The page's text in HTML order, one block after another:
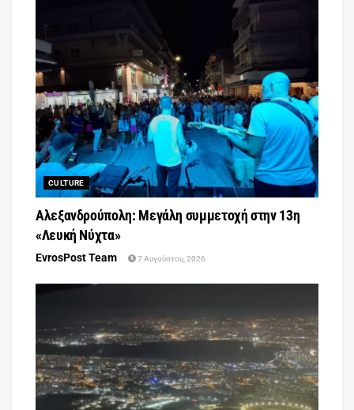
CULTURE
Αλεξανδρούπολη: Μεγάλη συμμετοχή στην 13η
«Λευκή Νύχτα»
EvrosPost Team 7 Αυγούστου, 2026